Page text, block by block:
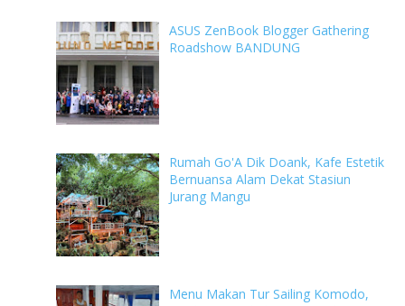
ASUS ZenBook Blogger Gathering
Roadshow BANDUNG
Rumah Go'A Dik Doank, Kafe Estetik
Bernuansa Alam Dekat Stasiun
Jurang Mangu
Menu Makan Tur Sailing Komodo,